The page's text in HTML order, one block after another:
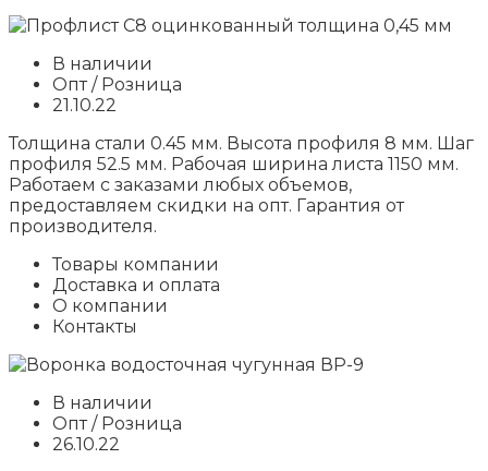
В наличии
Опт / Розница
21.10.22
Толщина стали 0.45 мм. Высота профиля 8 мм. Шаг
профиля 52.5 мм. Рабочая ширина листа 1150 мм.
Работаем с заказами любых объемов,
предоставляем скидки на опт. Гарантия от
производителя.
Товары компании
Доставка и оплата
О компании
Контакты
В наличии
Опт / Розница
26.10.22